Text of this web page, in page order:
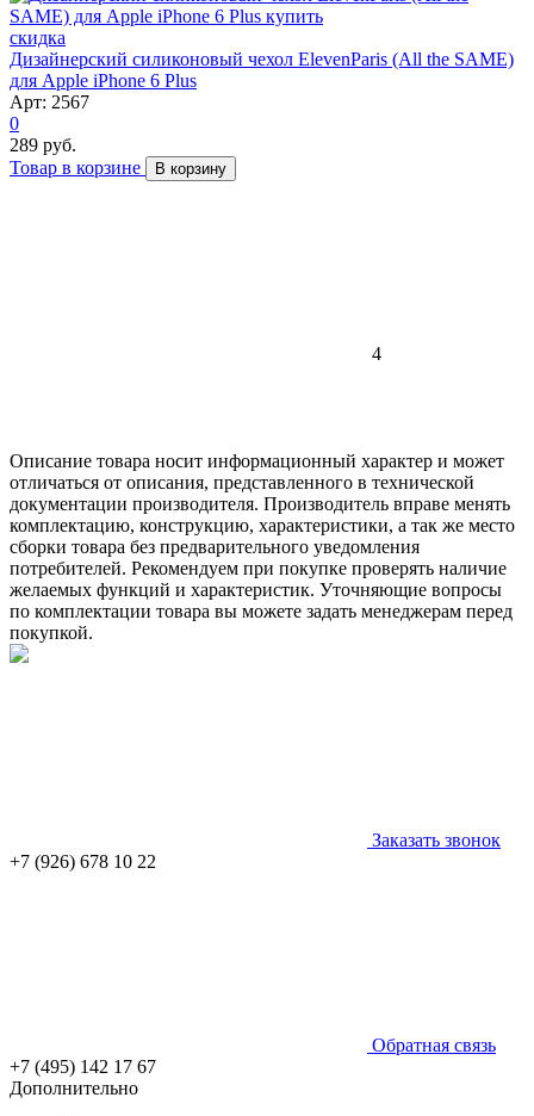
скидка
Дизайнерский силиконовый чехол ElevenParis (All the SAME)
для Apple iPhone 6 Plus
Арт: 2567
0
289 руб.
Товар в корзине
В корзину
4
Описание товара носит информационный характер и может
отличаться от описания, представленного в технической
документации производителя. Производитель вправе менять
комплектацию, конструкцию, характеристики, а так же место
сборки товара без предварительного уведомления
потребителей. Рекомендуем при покупке проверять наличие
желаемых функций и характеристик. Уточняющие вопросы
по комплектации товара вы можете задать менеджерам перед
покупкой.
Заказать звонок
+7 (926) 678 10 22
Обратная связь
+7 (495) 142 17 67
Дополнительно